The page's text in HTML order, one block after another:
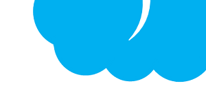
ニュース
ショッピング